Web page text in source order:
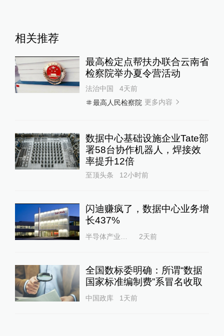
相关推荐
最高检定点帮扶办联合云南省
检察院举办夏令营活动
法治中国
4天前
最高人民检察院 更多内容
数据中心基础设施企业Tate部
署58台协作机器人，焊接效
率提升12倍
至顶头条 12小时前
闪迪赚疯了，数据中心业务增
长437%
半导体产业纵横 2天前
全国数标委明确：所谓“数据
国家标准编制费”系冒名收取
中国政库 1天前